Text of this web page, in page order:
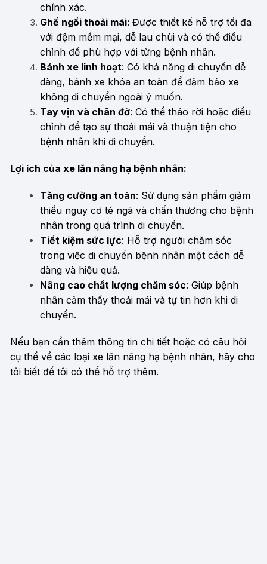
chính xác.
Ghế ngồi thoải mái: Được thiết kế hỗ trợ tối đa
với đệm mềm mại, dễ lau chùi và có thể điều
chỉnh để phù hợp với từng bệnh nhân.
Bánh xe linh hoạt: Có khả năng di chuyển dễ
dàng, bánh xe khóa an toàn để đảm bảo xe
không di chuyển ngoài ý muốn.
Tay vịn và chân đỡ: Có thể tháo rời hoặc điều
chỉnh để tạo sự thoải mái và thuận tiện cho
bệnh nhân khi di chuyển.
Lợi ích của xe lăn nâng hạ bệnh nhân:
Tăng cường an toàn: Sử dụng sản phẩm giảm
thiểu nguy cơ té ngã và chấn thương cho bệnh
nhân trong quá trình di chuyển.
Tiết kiệm sức lực: Hỗ trợ người chăm sóc
trong việc di chuyển bệnh nhân một cách dễ
dàng và hiệu quả.
Nâng cao chất lượng chăm sóc: Giúp bệnh
nhân cảm thấy thoải mái và tự tin hơn khi di
chuyển.
Nếu bạn cần thêm thông tin chi tiết hoặc có câu hỏi
cụ thể về các loại xe lăn nâng hạ bệnh nhân, hãy cho
tôi biết để tôi có thể hỗ trợ thêm.